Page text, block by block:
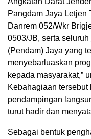
Pangdam Jaya Letjen
Danrem 052/Wkr
0503/JB, serta
(Pendam) Jaya yang
menyebarluaskan
kepada masyarakat,”
Kebahagiaan
pendampingan
turut hadir dan
Sebagai bentuk